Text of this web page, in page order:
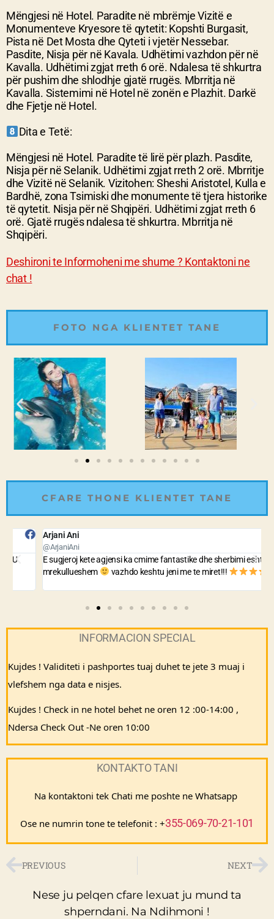
Mëngjesi në Hotel. Paradite në mbrëmje Vizitë e
Monumenteve Kryesore të qytetit: Kopshti Burgasit,
Pista në Det Mosta dhe Qyteti i vjetër Nessebar.
Pasdite, Nisja për në Kavala. Udhëtimi vazhdon për në
Kavalla. Udhëtimi zgjat rreth 6 orë. Ndalesa të shkurtra
për pushim dhe shlodhje gjatë rrugës. Mbrritja në
Kavalla. Sistemimi në Hotel në zonën e Plazhit. Darkë
dhe Fjetje në Hotel.
Dita e Tetë:
Mëngjesi në Hotel. Paradite të lirë për plazh. Pasdite,
Nisja për në Selanik. Udhëtimi zgjat rreth 2 orë. Mbrritje
dhe Vizitë në Selanik. Vizitohen: Sheshi Aristotel, Kulla e
Bardhë, zona Tsimiski dhe monumente të tjera historike
të qytetit. Nisja për në Shqipëri. Udhëtimi zgjat rreth 6
orë. Gjatë rrugës ndalesa të shkurtra. Mbrritja në
Shqipëri.
Deshironi te Informoheni me shume ? Kontaktoni ne
chat !
FOTO NGA KLIENTET TANE
CFARE THONE KLIENTET TANE
Arjani Ani
@ArjaniAni
E sugjeroj kete agjensi ka cmime fantastike dhe sherbimi eshte i
mrekullueshem
vazhdo keshtu jeni me te miret!!!
INFORMACION SPECIAL
Kujdes ! Validiteti i pashportes tuaj duhet te jete 3 muaj i
vlefshem nga data e nisjes.
Kujdes ! Check in ne hotel behet ne oren 12 :00-14:00 ,
Ndersa Check Out -Ne oren 10:00
KONTAKTO TANI
Na kontaktoni tek Chati me poshte ne Whatsapp
Ose ne numrin tone te telefonit : +355-069-70-21-101
PREVIOUS NEXT
Nese ju pelqen cfare lexuat ju mund ta
shperndani. Na Ndihmoni !